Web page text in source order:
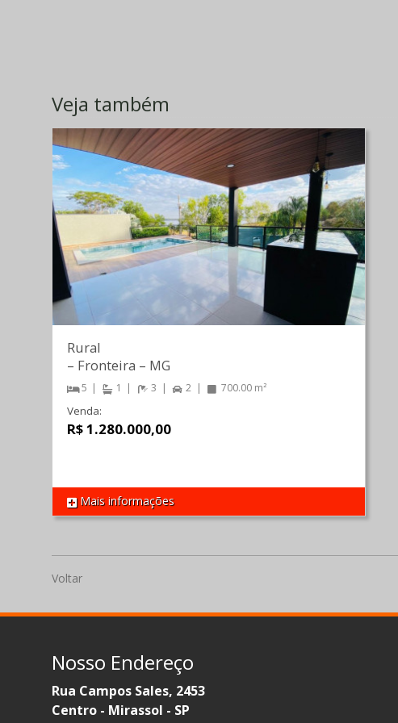
Veja também
REF 868
Rural
– Fronteira – MG
5 1 3 2 700.00 m²
Venda:
R$ 1.280.000,00
Mais informações
Voltar
Nosso Endereço
Rua Campos Sales, 2453
Centro - Mirassol - SP